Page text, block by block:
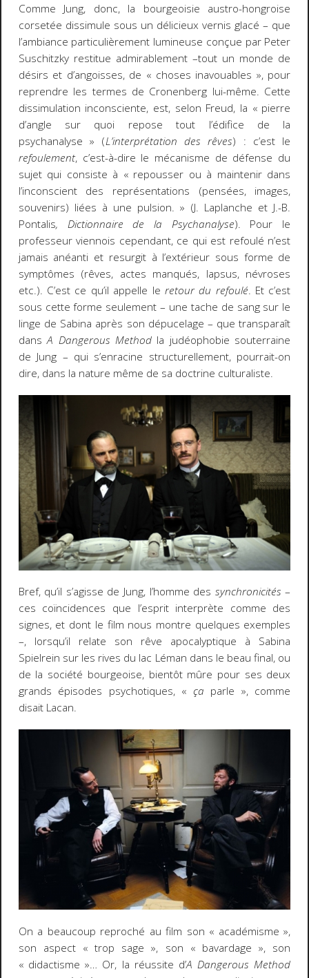
Comme Jung, donc, la bourgeoisie austro-hongroise
corsetée dissimule sous un délicieux vernis glacé – que
l’ambiance particulièrement lumineuse conçue par Peter
Suschitzky restitue admirablement –tout un monde de
désirs et d’angoisses, de « choses inavouables », pour
reprendre les termes de Cronenberg lui-même. Cette
dissimulation inconsciente, est, selon Freud, la « pierre
d’angle sur quoi repose tout l’édifice de la
psychanalyse » (L’interprétation des rêves) : c’est le
refoulement, c’est-à-dire le mécanisme de défense du
sujet qui consiste à « repousser ou à maintenir dans
l’inconscient des représentations (pensées, images,
souvenirs) liées à une pulsion. » (J. Laplanche et J.-B.
Pontalis, Dictionnaire de la Psychanalyse). Pour le
professeur viennois cependant, ce qui est refoulé n’est
jamais anéanti et resurgit à l’extérieur sous forme de
symptômes (rêves, actes manqués, lapsus, névroses
etc.). C’est ce qu’il appelle le retour du refoulé. Et c’est
sous cette forme seulement – une tache de sang sur le
linge de Sabina après son dépucelage – que transparaît
dansA Dangerous Method la judéophobie souterraine
de Jung – qui s’enracine structurellement, pourrait-on
dire, dans la nature même de sa doctrine culturaliste.
Bref, qu’il s’agisse de Jung, l’homme des synchronicités –
ces coïncidences que l’esprit interprète comme des
signes, et dont le film nous montre quelques exemples
–, lorsqu’il relate son rêve apocalyptique à Sabina
Spielrein sur les rives du lac Léman dans le beau final, ou
de la société bourgeoise, bientôt mûre pour ses deux
grands épisodes psychotiques, « ça parle », comme
disait Lacan.
On a beaucoup reproché au film son « académisme »,
son aspect « trop sage », son « bavardage », son
« didactisme »… Or, la réussite d’A Dangerous Method